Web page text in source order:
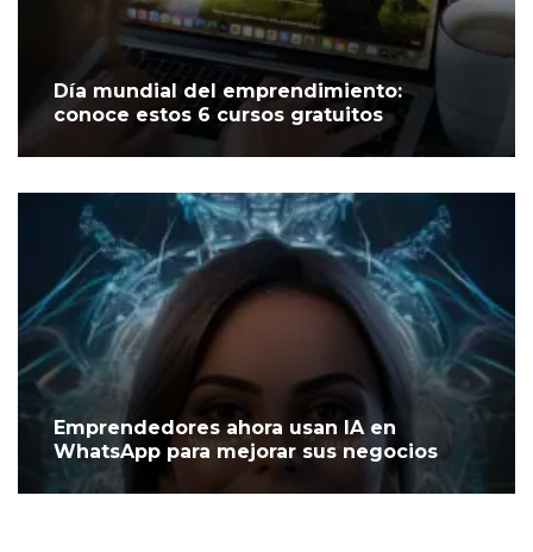
Día mundial del emprendimiento:
conoce estos 6 cursos gratuitos
Emprendedores ahora usan IA en
WhatsApp para mejorar sus negocios